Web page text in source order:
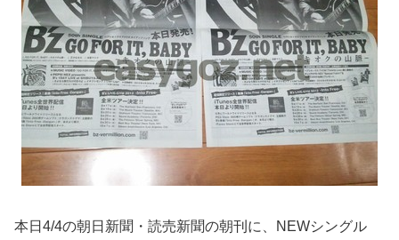
本日4/4の朝日新聞・読売新聞の朝刊に、NEWシングル